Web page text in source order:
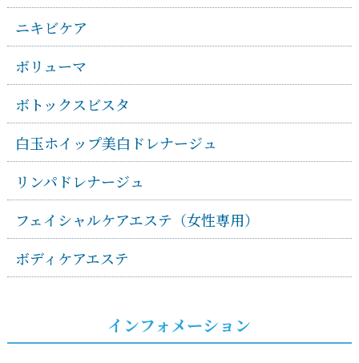
ニキビケア
ボリューマ
ボトックスビスタ
白玉ホイップ美白ドレナージュ
リンパドレナージュ
フェイシャルケアエステ（女性専用）
ボディケアエステ
インフォメーション